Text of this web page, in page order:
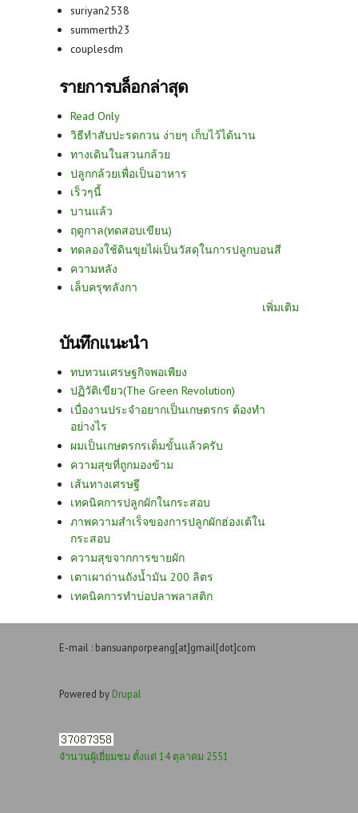
suriyan2538
summerth23
couplesdm
รายการบล็อกล่าสุด
Read Only
วิธีทำสับปะรดกวน ง่ายๆ เก็บไว้ได้นาน
ทางเดินในสวนกล้วย
ปลูกกล้วยเพื่อเป็นอาหาร
เร็วๆนี้
บานแล้ว
ฤดูกาล(ทดสอบเขียน)
ทดลองใช้ดินขุยไผ่เป็นวัสดุในการปลูกบอนสี
ความหลัง
เล็บครุฑลังกา
เพิ่มเติม
บันทึกแนะนำ
ทบทวนเศรษฐกิจพอเพียง
ปฏิวัติเขียว(The Green Revolution)
เบื่องานประจำอยากเป็นเกษตรกร ต้องทำ
อย่างไร
ผมเป็นเกษตรกรเต็มขั้นแล้วครับ
ความสุขที่ถูกมองข้าม
เส้นทางเศรษฐี
เทคนิคการปลูกผักในกระสอบ
ภาพความสำเร็จของการปลูกผักฮ่องเต้ใน
กระสอบ
ความสุขจากการขายผัก
เตาเผาถ่านถังน้ำมัน 200 ลิตร
เทคนิคการทำบ่อปลาพลาสติก
E-mail : bansuanporpeang[at]gmail[dot]com
Powered by Drupal
จำนวนผู้เยี่ยมชม ตั้งแต่ 14 ตุลาคม 2551